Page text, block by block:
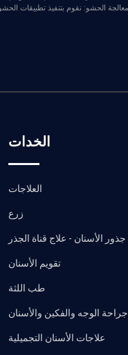
الحشو: نقوم بتنفيذ تطبيقات
الخدات
العلاجات
زرع
جذور الأسنان - علاج قناة الجذر
تقويم الأسنان
طب اللثة
جراحة الوجه والفكين والأسنان
علاجات الأسنان التجميلية